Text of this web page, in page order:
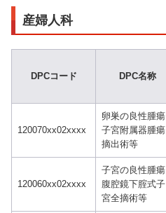
産婦人科
DPCコード DPC名称
120070xx02xxxx
卵巣の良性腫瘍
子宮附属器腫瘍
摘出術等
120060xx02xxxx
子宮の良性腫瘍
腹腔鏡下腟式子
宮全摘術等